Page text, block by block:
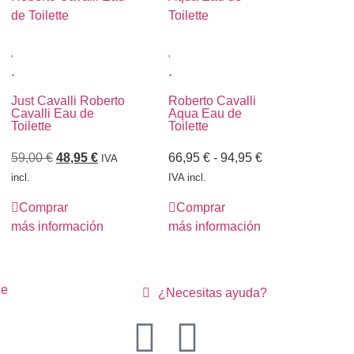
Just Cavalli Roberto
Cavalli Eau de
Toilette
59,00€ 48,95 € IVA
incl.
Comprar
más información
Roberto Cavalli
Aqua Eau de
Toilette
66,95 € - 94,95 €
IVA incl.
Comprar
más información
¿Necesitas ayuda?